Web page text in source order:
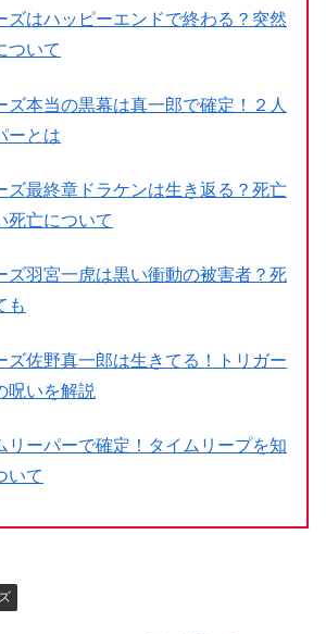
ズはハッピーエンドで終わる？突然
ついて
ズ本当の黒幕は真一郎で確定！２人
ーとは
ズ最終章ドラケンは生き返る？死亡
死亡について
ズ羽宮一虎は黒い衝動の被害者？死
も
ズ佐野真一郎は生きてる！トリガー
呪いを解説
リーパーで確定！タイムリープを知
いて